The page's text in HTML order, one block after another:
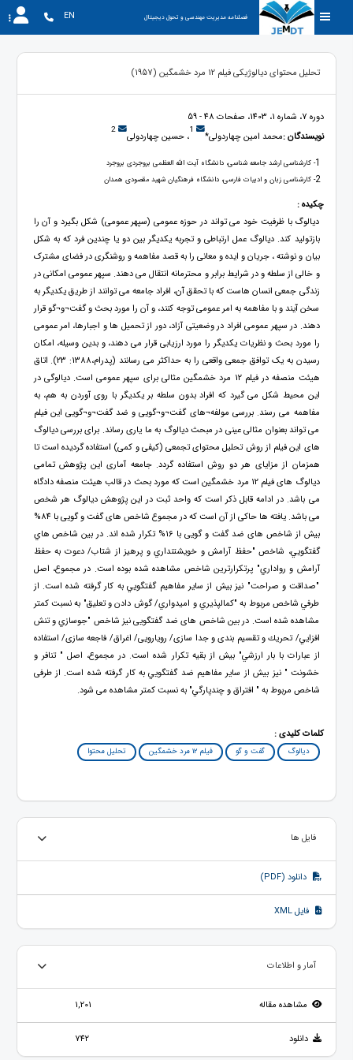
فصلنامه مدیریت مهندسی و تحول دیجیتال EN
تحلیل محتوای دیالوژیکی فیلم 12 مرد خشمگین (1957)
دوره 7، شماره 1، 1403، صفحات 48 - 59
نویسندگان :محمد امین چهاردولی* 1، حسین چهاردولی 2
1- کارشناسی ارشد جامعه شناسی، دانشگاه آیت الله العظمی بروجردی بروجرد
2- کارشناسی زبان و ادبیات فارسی، دانشگاه فرهنگیان شهید مقصودی همدان
چکیده :
دیالوگ با ظرفیت خود می تواند در حوزه عمومی (سپهر عمومی) شکل بگیرد و آن را
بازتولید کند. دیالوگ عمل ارتباطی و تجربه یکدیگر بین دو یا چندین فرد که به شکل
بیان و نوشته ، جریان و ایده و معانی را به قصد مفاهمه و روشنگری در فضای مشترک
و خالی از سلطه و در شرایط برابر و محترمانه انتقال می دهند. سپهر عمومی امکانی در
زندگی جمعی انسان هاست که با تحقق آن، افراد جامعه می توانند از طریق یکدیگر به
سخن آیند و با مفاهمه به امر عمومی توجه کنند، و آن را مورد بحث و گفت¬و¬گو قرار
دهند. در سپهر عمومی افراد در وضعیتی آزاد، دور از تحمیل ها و اجبارها، امر عمومی
را مورد بحث و نظریات یکدیگر را مورد ارزیابی قرار می دهند، و بدین وسیله، امکان
رسیدن به یک توافق جمعی واقعی را به حداکثر می رسانند (پدرام،1388: 23). اتاق
هیئت منصفه در فیلم 12 مرد خشمگین مثالی برای سپهر عمومی است. دیالوگی در
این محیط شکل می گیرد که افراد بدون سلطه بر یکدیگر با روی آوردن به هم، به
مفاهمه می رسند. بررسی مولفه¬های گفت¬و¬گویی و ضد گفت¬و¬گویی این فیلم
می تواند بعنوان مثالی عینی در مبحث دیالوگ به ما یاری رساند. برای بررسی دیالوگ
های این فیلم از روش تحلیل محتوای تجمعی (کیفی و کمی) استفاده گردیده است تا
همزمان از مزایای هر دو روش استفاده گردد. جامعه آماری این پژوهش تمامی
دیالوگ های فیلم 12 مرد خشمگین است که مورد بحث در قالب هیئت منصفه دادگاه
می باشد. در ادامه قابل ذکر است که واحد ثبت در این پژوهش دیالوگ هر شخص
می باشد. یافته ها حاکی از آن است که در مجموع شاخص های گفت و گویی با 84%
بیش از شاخص های ضد گفت و گویی با 16% تکرار شده اند. در بين شاخص هاي
گفتگويي، شاخص "حفظ آرامش و خويشتنداري و پرهیز از شتاب/ دعوت به حفظ
آرامش و رواداري" پرتكرارترين شاخص مشاهده شده بوده است. در مجموع، اصل
"صداقت و صراحت" نيز بيش از ساير مفاهيم گفتگويي به كار گرفته شده است. از
طرفي شاخص مربوط به "كمالپذيري و اميدواري/ گوش دادن و تعليق" به نسبت كمتر
مشاهده شده است. در بین شاخص های ضد گفتگویی نیز شاخص "جوسازي و تنش
افزايي/ تحريك و تقسیم بندی و جدا سازی/ رویارویی/ اغراق/ فاجعه سازی/ استفاده
از عبارات با بار ارزشي" بیش از بقیه تکرار شده است. در مجموع، اصل " تنافر و
خشونت " نيز بيش از ساير مفاهيم ضد گفتگويي به كار گرفته شده است. از طرفی
شاخص مربوط به " افتراق و چندپارگي" به نسبت کمتر مشاهده می شود.
کلمات کلیدی :
دیالوگ گفت و گو فیلم 12 مرد خشمگین تحلیل محتوا
فایل ها
دانلود (PDF)
فایل XML
آمار و اطلاعات
مشاهده مقاله 1,201
دانلود 742